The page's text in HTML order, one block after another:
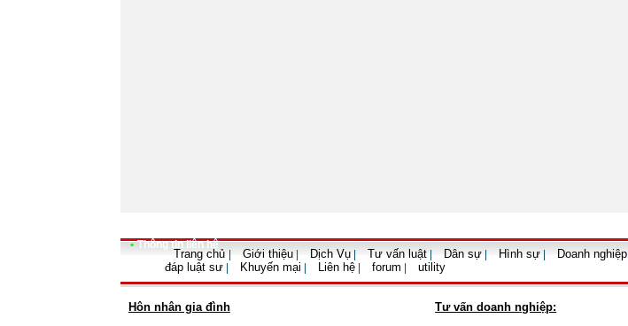
• Thông tin liên hệ
Trang chủ Giới thiệu Dịch Vụ Tư vấn luật Dân sự Hình sự Doanh nghiệp
đáp luật sư
Khuyến mại Liên hệ forum utility
Hôn nhân gia đình Tư vấn doanh nghiệp: